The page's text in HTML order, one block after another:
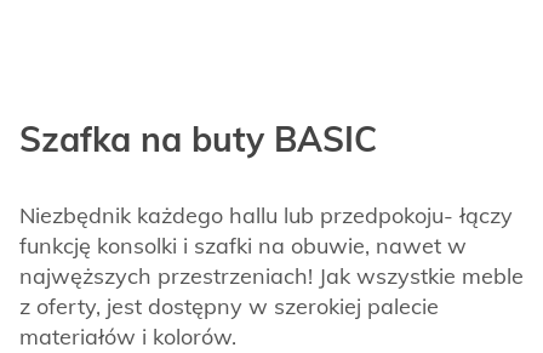
Szafka na buty BASIC
Niezbędnik każdego hallu lub przedpokoju- łączy
funkcję konsolki i szafki na obuwie, nawet w
najwęższych przestrzeniach! Jak wszystkie meble
z oferty, jest dostępny w szerokiej palecie
materiałów i kolorów.